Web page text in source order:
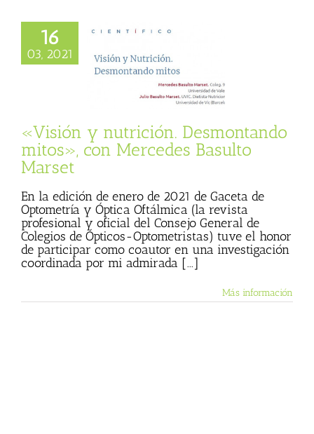
16
03, 2021
y nutrición.
mitos», con
«Visión y nutrición. Desmontando
mitos», con Mercedes Basulto
Marset
En la edición de enero de 2021 de Gaceta de
Optometría y Óptica Oftálmica (la revista
profesional y oficial del Consejo General de
Colegios de Ópticos-Optometristas) tuve el honor
de participar como coautor en una investigación
coordinada por mi admirada [...]
Más información